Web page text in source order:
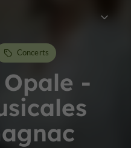
-
Concerts